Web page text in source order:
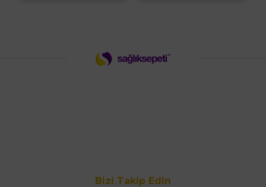
Bizi Takip Edin